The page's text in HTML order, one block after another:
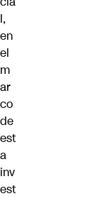
l,
en
el
m
ar
co
de
est
a
inv
est